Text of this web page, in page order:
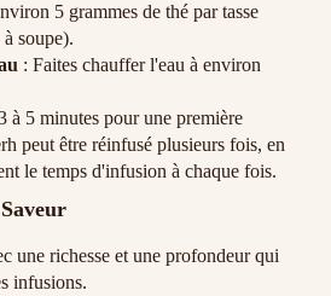
5 grammes de thé par tasse
soupe).
: Faites chauffer l'eau à environ
à 5 minutes pour une première
peut être réinfusé plusieurs fois, en
le temps d'infusion à chaque fois.
une richesse et une profondeur qui
infusions.